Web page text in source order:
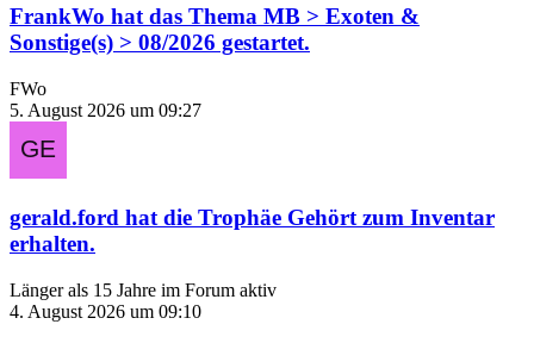
FrankWo hat das Thema MB > Exoten &
Sonstige(s) > 08/2026 gestartet.
FWo
5. August 2026 um 09:27
gerald.ford hat die Trophäe Gehört zum Inventar
erhalten.
Länger als 15 Jahre im Forum aktiv
4. August 2026 um 09:10